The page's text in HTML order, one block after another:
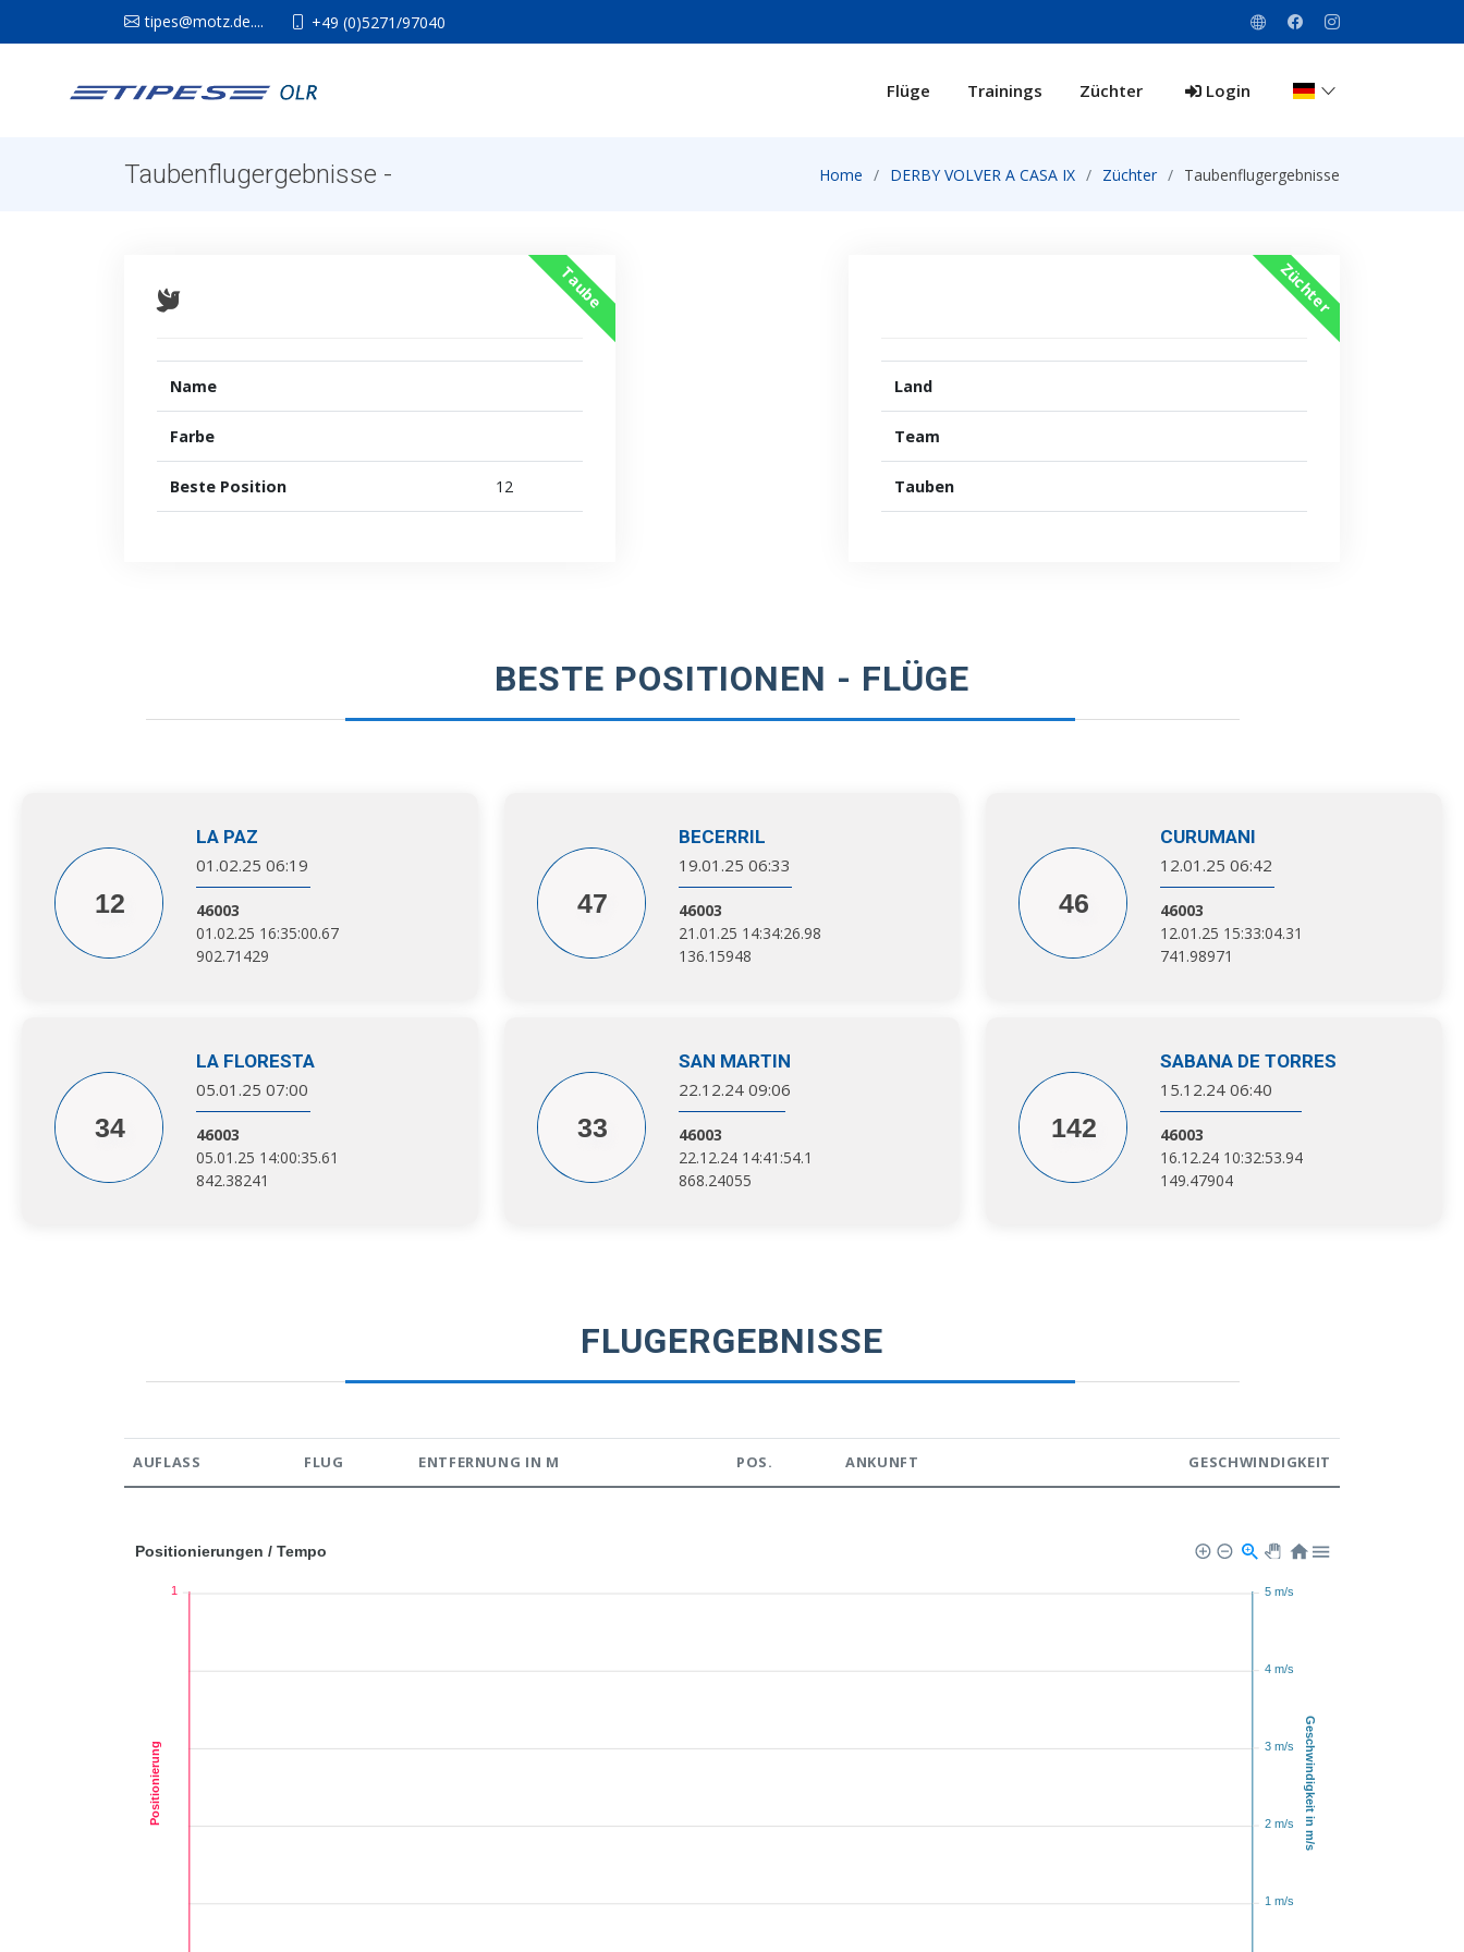
tipes@motz.de.... +49 (0)5271/97040
Flüge Trainings Züchter Login
Taubenflugergebnisse - Home DERBY VOLVER A CASA IX Züchter Taubenflugergebnisse
Taube
Name
Farbe
Beste Position 12
Züchter
Land
Team
Tauben
BESTE POSITIONEN - FLÜGE
12
LA PAZ
01.02.25 06:19
46003
01.02.25 16:35:00.67
902.71429
47
BECERRIL
19.01.25 06:33
46003
21.01.25 14:34:26.98
136.15948
46
CURUMANI
12.01.25 06:42
46003
12.01.25 15:33:04.31
741.98971
34
LA FLORESTA
05.01.25 07:00
46003
05.01.25 14:00:35.61
842.38241
33
SAN MARTIN
22.12.24 09:06
46003
22.12.24 14:41:54.1
868.24055
142
SABANA DE TORRES
15.12.24 06:40
46003
16.12.24 10:32:53.94
149.47904
FLUGERGEBNISSE
AUFLASS FLUG ENTFERNUNG IN M POS. ANKUNFT GESCHWINDIGKEIT
Positionierungen / Tempo
1
Positionierung
5 m/s
4 m/s
3 m/s
2 m/s
1 m/s
Geschwindigkeit in m/s